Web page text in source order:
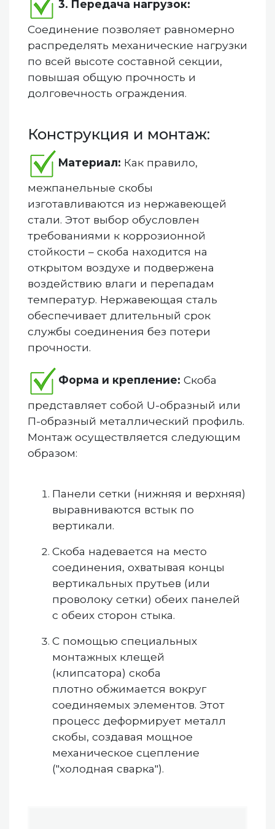
3. Передача нагрузок:
Соединение позволяет равномерно
распределять механические нагрузки
по всей высоте составной секции,
повышая общую прочность и
долговечность ограждения.
Конструкция и монтаж:
Материал: Как правило,
межпанельные скобы
изготавливаются из нержавеющей
стали. Этот выбор обусловлен
требованиями к коррозионной
стойкости – скоба находится на
открытом воздухе и подвержена
воздействию влаги и перепадам
температур. Нержавеющая сталь
обеспечивает длительный срок
службы соединения без потери
прочности.
Форма и крепление: Скоба
представляет собой U-образный или
П-образный металлический профиль.
Монтаж осуществляется следующим
образом:
Панели сетки (нижняя и верхняя)
выравниваются встык по
вертикали.
Скоба надевается на место
соединения, охватывая концы
вертикальных прутьев (или
проволоку сетки) обеих панелей
с обеих сторон стыка.
С помощью специальных
монтажных клещей
(клипсатора) скоба
плотно обжимается вокруг
соединяемых элементов. Этот
процесс деформирует металл
скобы, создавая мощное
механическое сцепление
("холодная сварка").